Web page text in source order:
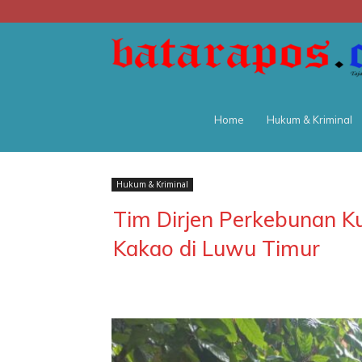
Home Hukum & Kriminal
Hukum & Kriminal
Tim Dirjen Perkebunan
Kakao di Luwu Timur